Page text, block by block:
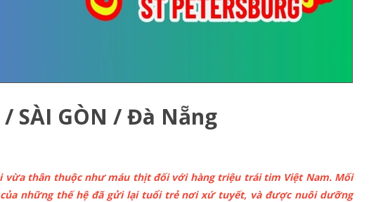
SÀI GÒN / Đà Nẵng
vừa thân thuộc như máu thịt đối với hàng triệu trái tim Việt Nam. Mối
những thế hệ đã gửi lại tuổi trẻ nơi xứ tuyết, và được nuôi dưỡng